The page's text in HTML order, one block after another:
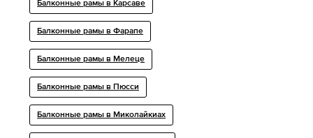
Балконные рамы в Карсаве
Балконные рамы в Фарапе
Балконные рамы в Мелеце
Балконные рамы в Пюсси
Балконные рамы в Миколайкиах